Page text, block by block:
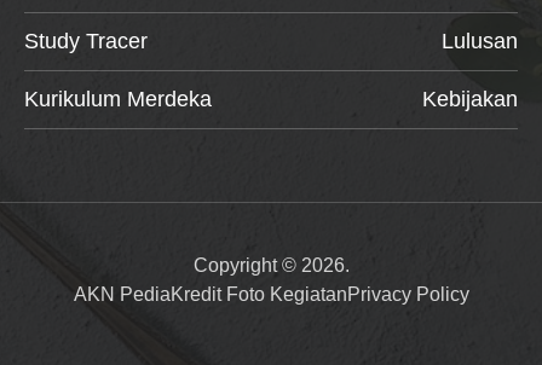
Study Tracer Lulusan
Kurikulum Merdeka Kebijakan
Copyright © 2026.
AKN PediaKredit Foto KegiatanPrivacy Policy